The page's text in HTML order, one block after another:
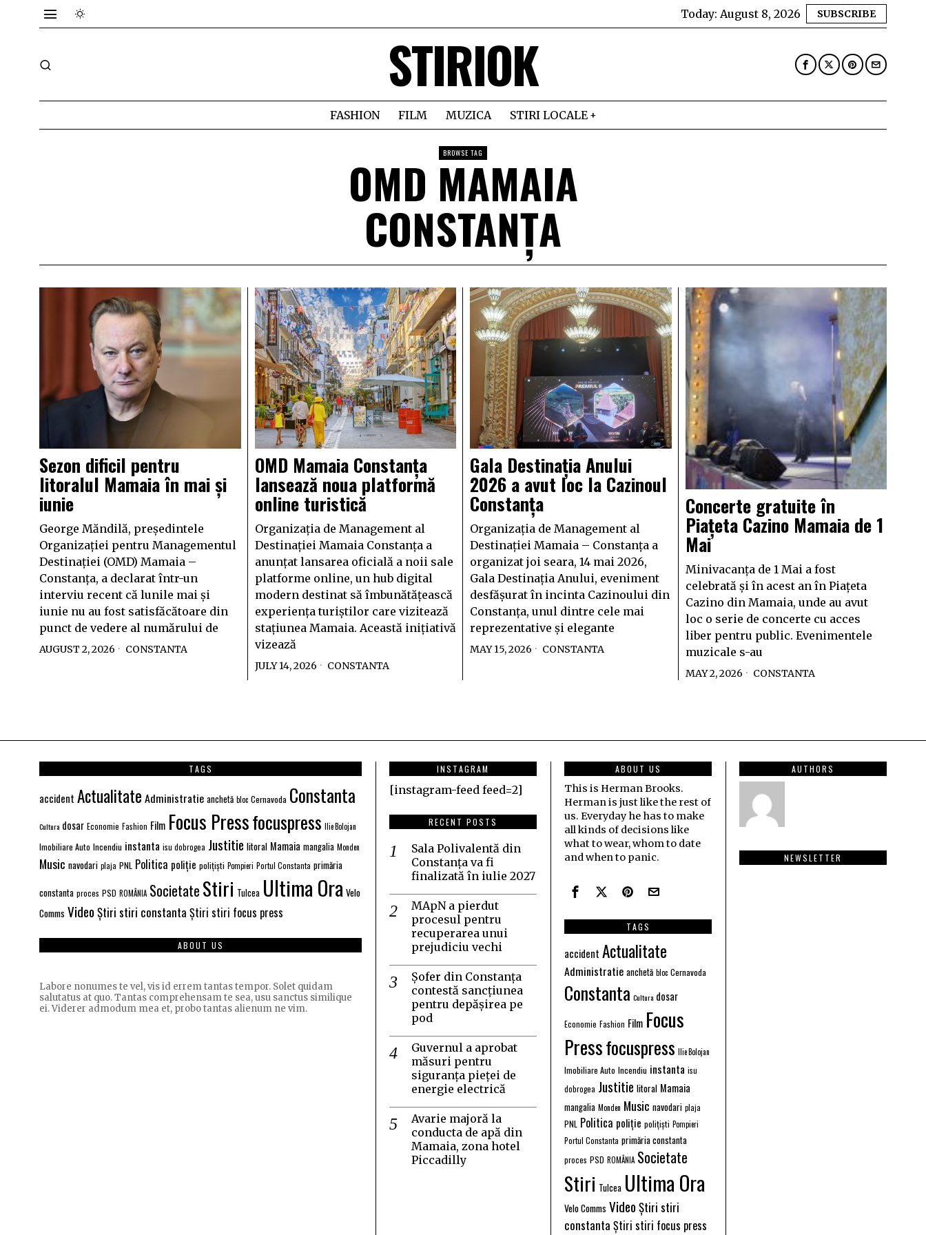
Today: August 8, 2026 SUBSCRIBE
STIRIOK
FASHION FILM MUZICA STIRI LOCALE
BROWSE TAG
OMD MAMAIA
CONSTANȚA
Sezon dificil pentru
litoralul Mamaia în mai și
iunie
George Măndilă, președintele
Organizației pentru Managementul
Destinației (OMD) Mamaia –
Constanța, a declarat într-un
interviu recent că lunile mai și
iunie nu au fost satisfăcătoare din
punct de vedere al numărului de
AUGUST 2, 2026 CONSTANTA
OMD Mamaia Constanța
lansează noua platformă
online turistică
Organizația de Management al
Destinației Mamaia Constanța a
anunțat lansarea oficială a noii sale
platforme online, un hub digital
modern destinat să îmbunătățească
experiența turiștilor care vizitează
stațiunea Mamaia. Această inițiativă
vizează
JULY 14, 2026 CONSTANTA
Gala Destinația Anului
2026 a avut loc la Cazinoul
Constanța
Organizația de Management al
Destinației Mamaia – Constanța a
organizat joi seara, 14 mai 2026,
Gala Destinația Anului, eveniment
desfășurat în incinta Cazinoului din
Constanța, unul dintre cele mai
reprezentative și elegante
MAY 15, 2026 CONSTANTA
Concerte gratuite în
Piațeta Cazino Mamaia de 1
Mai
Minivacanța de 1 Mai a fost
celebrată și în acest an în Piațeta
Cazino din Mamaia, unde au avut
loc o serie de concerte cu acces
liber pentru public. Evenimentele
muzicale s-au
MAY 2, 2026 CONSTANTA
TAGS
accident Actualitate Administratie anchetă bloc Cernavoda Constanta
Cultura dosar Economie Fashion Film Focus Pressfocuspress Ilie Bolojan
Imobiliare Auto Incendiu instanta isu dobrogea Justitie litoral Mamaia mangalia Monden
Music navodari plaja PNL Politica poliție polițiști Pompieri Portul Constanta primăria
constanta proces PSD ROMÂNIA Societate Stiri Tulcea Ultima Ora Velo
Comms Video Știri stiri constanta Știri stiri focus press
ABOUT US
Labore nonumes te vel, vis id errem tantas tempor. Solet quidam
salutatus at quo. Tantas comprehensam te sea, usu sanctus similique
ei. Viderer admodum mea et, probo tantas alienum ne vim.
INSTAGRAM
[instagram-feed feed=2]
RECENT POSTS
Sala Polivalentă din
Constanța va fi
finalizată în iulie 2027
MApN a pierdut
procesul pentru
recuperarea unui
prejudiciu vechi
Șofer din Constanța
contestă sancțiunea
pentru depășirea pe
pod
Guvernul a aprobat
măsuri pentru
siguranța pieței de
energie electrică
Avarie majoră la
conducta de apă din
Mamaia, zona hotel
Piccadilly
ABOUT US
This is Herman Brooks.
Herman is just like the rest of
us. Everyday he has to make
all kinds of decisions like
what to wear, whom to date
and when to panic.
TAGS
accident Actualitate
Administratie anchetă bloc Cernavoda
Constanta Cultura dosar
Economie Fashion Film Focus
Pressfocuspress Ilie Bolojan
Imobiliare Auto Incendiu instanta isu
dobrogea Justitie litoral Mamaia
mangalia Monden Music navodari plaja
PNL Politica poliție polițiști Pompieri
Portul Constanta primăria constanta
proces PSD ROMÂNIA Societate
Stiri Tulcea Ultima Ora
Velo Comms Video Știri stiri
constanta Știri stiri focus press
AUTHORS
NEWSLETTER